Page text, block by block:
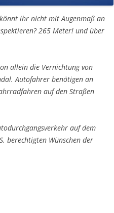
ihr nicht mit Augenmaß an
265 Meter! und über
allein die Vernichtung von
Autofahrer benötigen an
auf den Straßen
auf dem
berechtigten Wünschen der